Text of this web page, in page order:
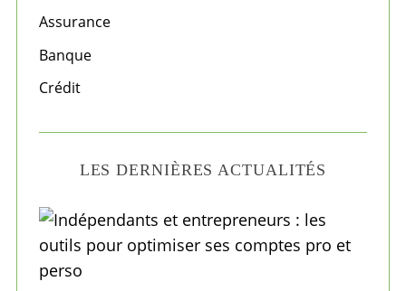
o
:
Assurance
Banque
Crédit
LES DERNIÈRES ACTUALITÉS